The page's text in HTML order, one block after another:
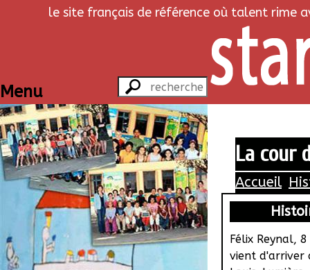
le site français de référence où talent rime
Menu
La cour
Accueil
Félix Reynal,
vient d'arriver